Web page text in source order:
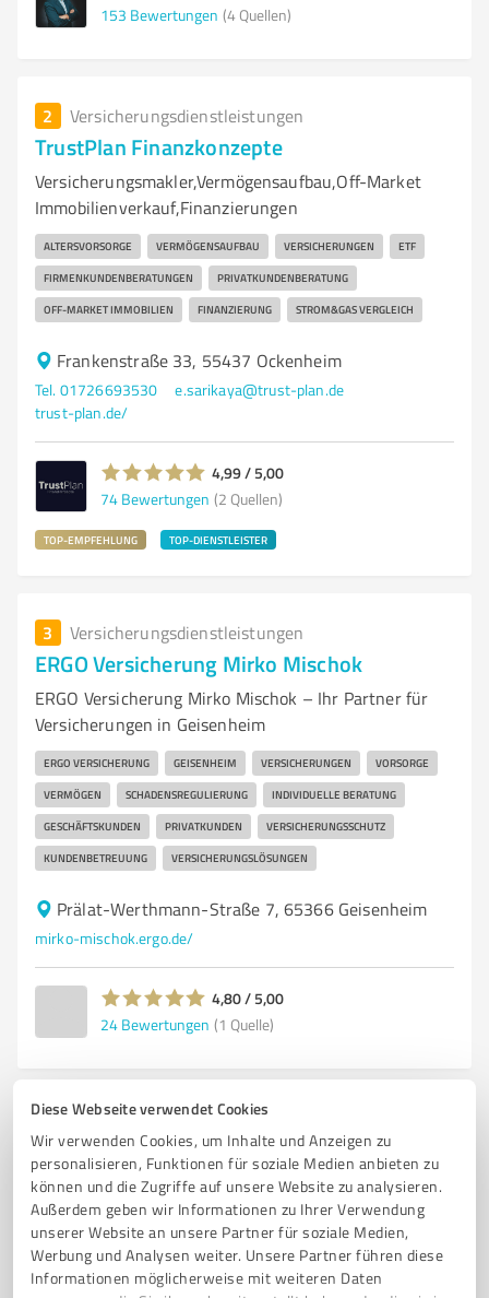
Diese Webseite verwendet Cookies
Wir verwenden Cookies, um Inhalte und Anzeigen zu
personalisieren, Funktionen für soziale Medien anbieten zu
können und die Zugriffe auf unsere Website zu analysieren.
Außerdem geben wir Informationen zu Ihrer Verwendung
unserer Website an unsere Partner für soziale Medien,
Werbung und Analysen weiter. Unsere Partner führen diese
Informationen möglicherweise mit weiteren Daten
153 Bewertungen (4 Quellen)
2 Versicherungsdienstleistungen
TrustPlan Finanzkonzepte
Versicherungsmakler,Vermögensaufbau,Off-Market
Immobilienverkauf,Finanzierungen
ALTERSVORSORGE VERMÖGENSAUFBAU VERSICHERUNGEN ETF
FIRMENKUNDENBERATUNGEN PRIVATKUNDENBERATUNG
OFF-MARKET IMMOBILIEN FINANZIERUNG STROM&GAS VERGLEICH
Frankenstraße 33, 55437 Ockenheim
Tel. 01726693530
e.sarikaya@trust-plan.de
trust-plan.de/
4,99 / 5,00
74 Bewertungen (2 Quellen)
TOP-EMPFEHLUNG TOP-DIENSTLEISTER
3 Versicherungsdienstleistungen
ERGO Versicherung Mirko Mischok
ERGO Versicherung Mirko Mischok – Ihr Partner für
Versicherungen in Geisenheim
ERGO VERSICHERUNG GEISENHEIM VERSICHERUNGEN VORSORGE
VERMÖGEN SCHADENSREGULIERUNG INDIVIDUELLE BERATUNG
GESCHÄFTSKUNDEN PRIVATKUNDEN VERSICHERUNGSSCHUTZ
KUNDENBETREUUNG VERSICHERUNGSLÖSUNGEN
Prälat-Werthmann-Straße 7, 65366 Geisenheim
mirko-mischok.ergo.de/
4,80 / 5,00
24 Bewertungen (1 Quelle)
Cathy Matz-Townsend
Finanzplanung, Generationenberatung, Service
Konzept
FINANZPLANUNG KRANKENVERSICHERUNG
BERUFSUNFÄHIGKEITSVERSICHERUNG GENERATIONENBERATUNG